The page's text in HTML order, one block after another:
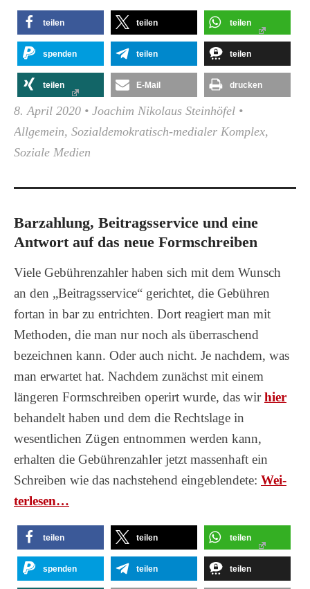
teilen teilen teilen
spenden teilen teilen
teilen E-Mail drucken
8. April 2020 • Joachim Nikolaus Steinhöfel •
Allgemein, Sozialdemokratisch-medialer Komplex,
Soziale Medien
Barzahlung, Beitragsservice und eine
Antwort auf das neue Formschreiben
Viele Gebührenzahler haben sich mit dem Wunsch
an den „Beitragsservice“ gerichtet, die Gebühren
fortan in bar zu entrichten. Dort reagiert man mit
Methoden, die man nur noch als überraschend
bezeichnen kann. Oder auch nicht. Je nachdem, was
man erwartet hat. Nachdem zunächst mit einem
längeren Formschreiben operirt wurde, das wirhier
behandelt haben und dem die Rechtslage in
wesentlichen Zügen entnommen werden kann,
erhalten die Gebührenzahler jetzt massenhaft ein
Schreiben wie das nachstehend eingeblendete: Wei­
ter­le­sen…
teilen teilen teilen
spenden teilen teilen